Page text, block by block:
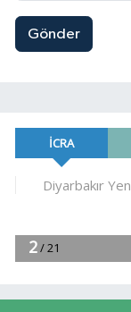
Gönder